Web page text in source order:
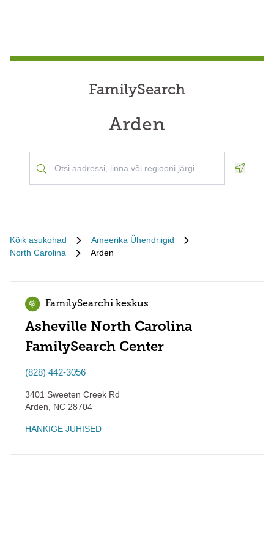
FamilySearch
Arden
Kõik asukohad
Ameerika Ühendriigid
North Carolina
Arden
FamilySearchi keskus
Asheville North Carolina
FamilySearch Center
(828) 442-3056
3401 Sweeten Creek Rd
Arden
NC 28704
HANKIGE JUHISED